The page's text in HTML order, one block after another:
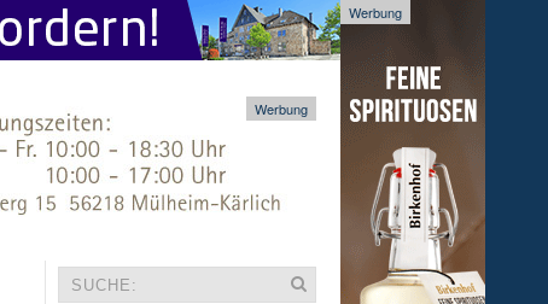
Werbung
Werbung